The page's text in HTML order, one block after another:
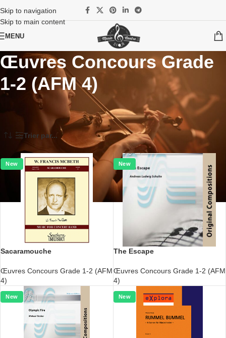
Skip to navigation
Skip to main content
MENU
Œuvres Concours Grade
1-2 (AFM 4)
Partitions Harmonie / Wind Band
Competition Pieces / Morceaux de concours (Wind Band)
Œuvres Concours Grade 1-2 (AFM 4)
Trier par...
New
Sacaramouche
Œuvres Concours Grade 1-2 (AFM
4)
New
The Escape
Œuvres Concours Grade 1-2 (AFM
4)
New New